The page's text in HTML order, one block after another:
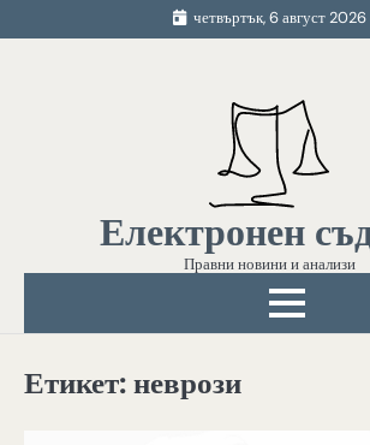
to
четвъртък, 6 август 2026
Електронен
Правни новини и анализи
Етикет:неврози